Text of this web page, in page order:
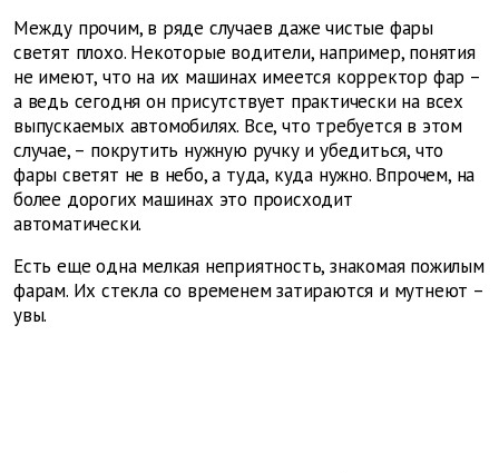
Между прочим, в ряде случаев даже чистые фары
светят плохо. Некоторые водители, например, понятия
не имеют, что на их машинах имеется корректор фар –
а ведь сегодня он присутствует практически на всех
выпускаемых автомобилях. Все, что требуется в этом
случае, – покрутить нужную ручку и убедиться, что
фары светят не в небо, а туда, куда нужно. Впрочем, на
более дорогих машинах это происходит
автоматически.
Есть еще одна мелкая неприятность, знакомая пожилым
фарам. Их стекла со временем затираются и мутнеют –
увы.